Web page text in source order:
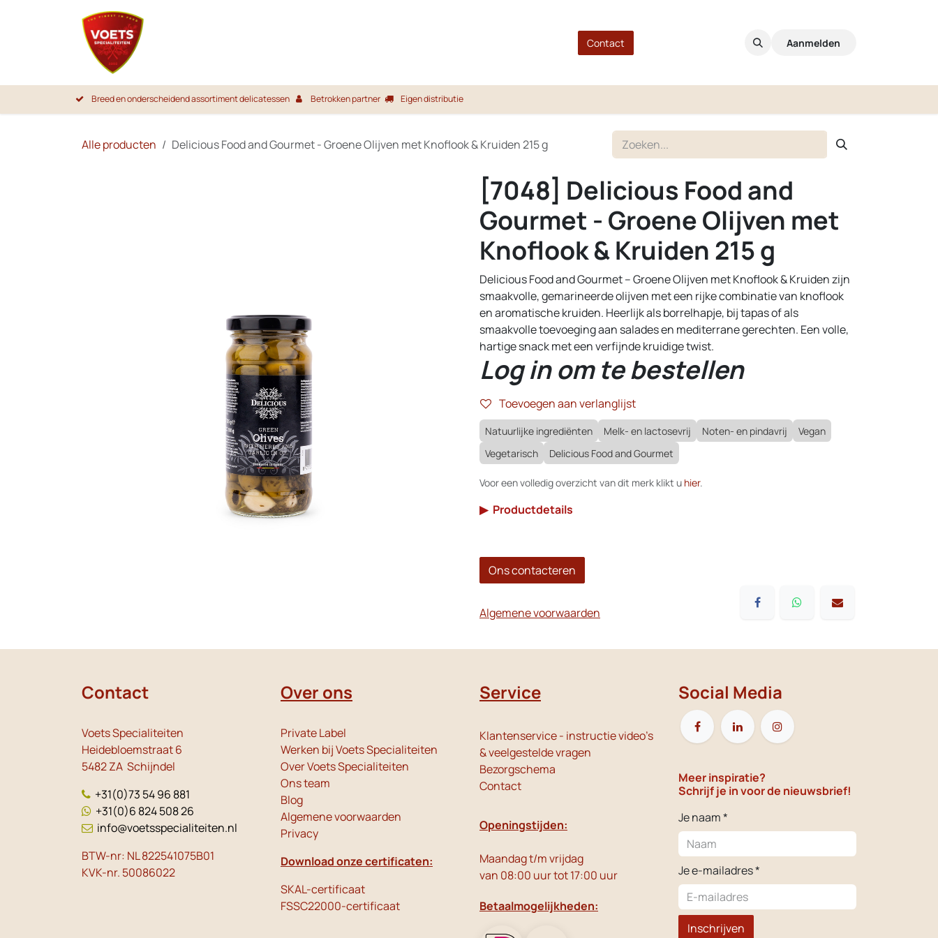
Overslaan naar inhoud
Contact Aanmelden
Breed en onderscheidend assortiment delicatessen Betrokken partner Eigen distributie
Alle producten Delicious Food and Gourmet - Groene Olijven met Knoflook & Kruiden 215 g
[7048] Delicious Food and
Gourmet - Groene Olijven met
Knoflook & Kruiden 215 g
Delicious Food and Gourmet – Groene Olijven met Knoflook & Kruiden zijn
smaakvolle, gemarineerde olijven met een rijke combinatie van knoflook
en aromatische kruiden. Heerlijk als borrelhapje, bij tapas of als
smaakvolle toevoeging aan salades en mediterrane gerechten. Een volle,
hartige snack met een verfijnde kruidige twist.
Log in om te bestellen
Toevoegen aan verlanglijst
Natuurlijke ingrediënten Melk- en lactosevrij Noten- en pindavrij
Vegan
Vegetarisch
Delicious Food and Gourmet
Voor een volledig overzicht van dit merk klikt u hier.
▶ Productdetails
Ons contacteren
Algemene voorwaarden
Contact
Voets Specialiteiten
Heidebloemstraat 6
5482 ZA Schijndel
+31(0)73 54 96 881
+31(0)6 824 508 26
info@voetsspecialiteiten.nl
BTW-nr: NL 822541075B01
KVK-nr. 50086022
Over ons
Private Label
Werken bij Voets Specialiteiten
Over Voets Specialiteiten
Ons team
Blog
Algemene voorwaarden
Privacy
Download onze certificaten:
SKAL-certificaat
FSSC22000-certificaat
Service
Klantenservice - instructie video's
& veelgestelde vragen
Bezorgschema
Contact
Openingstijden:
Maandag t/m vrijdag
van 08:00 uur tot 17:00 uur
Betaalmogelijkheden:
Social Media
Meer inspiratie?
Schrijf je in voor de nieuwsbrief!
Je naam *
Je e-mailadres *
Inschrijven